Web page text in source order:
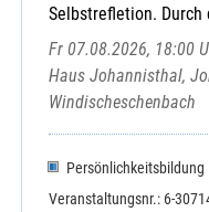
Selbstrefletion. Durch
Fr 07.08.2026, 18:00
Haus Johannisthal,
Windischeschenbach
Persönlichkeitsbildung
Veranstaltungsnr.: 6-